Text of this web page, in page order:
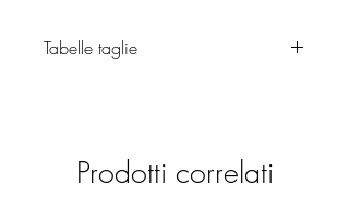
Tabelle taglie
Prodotti correlati